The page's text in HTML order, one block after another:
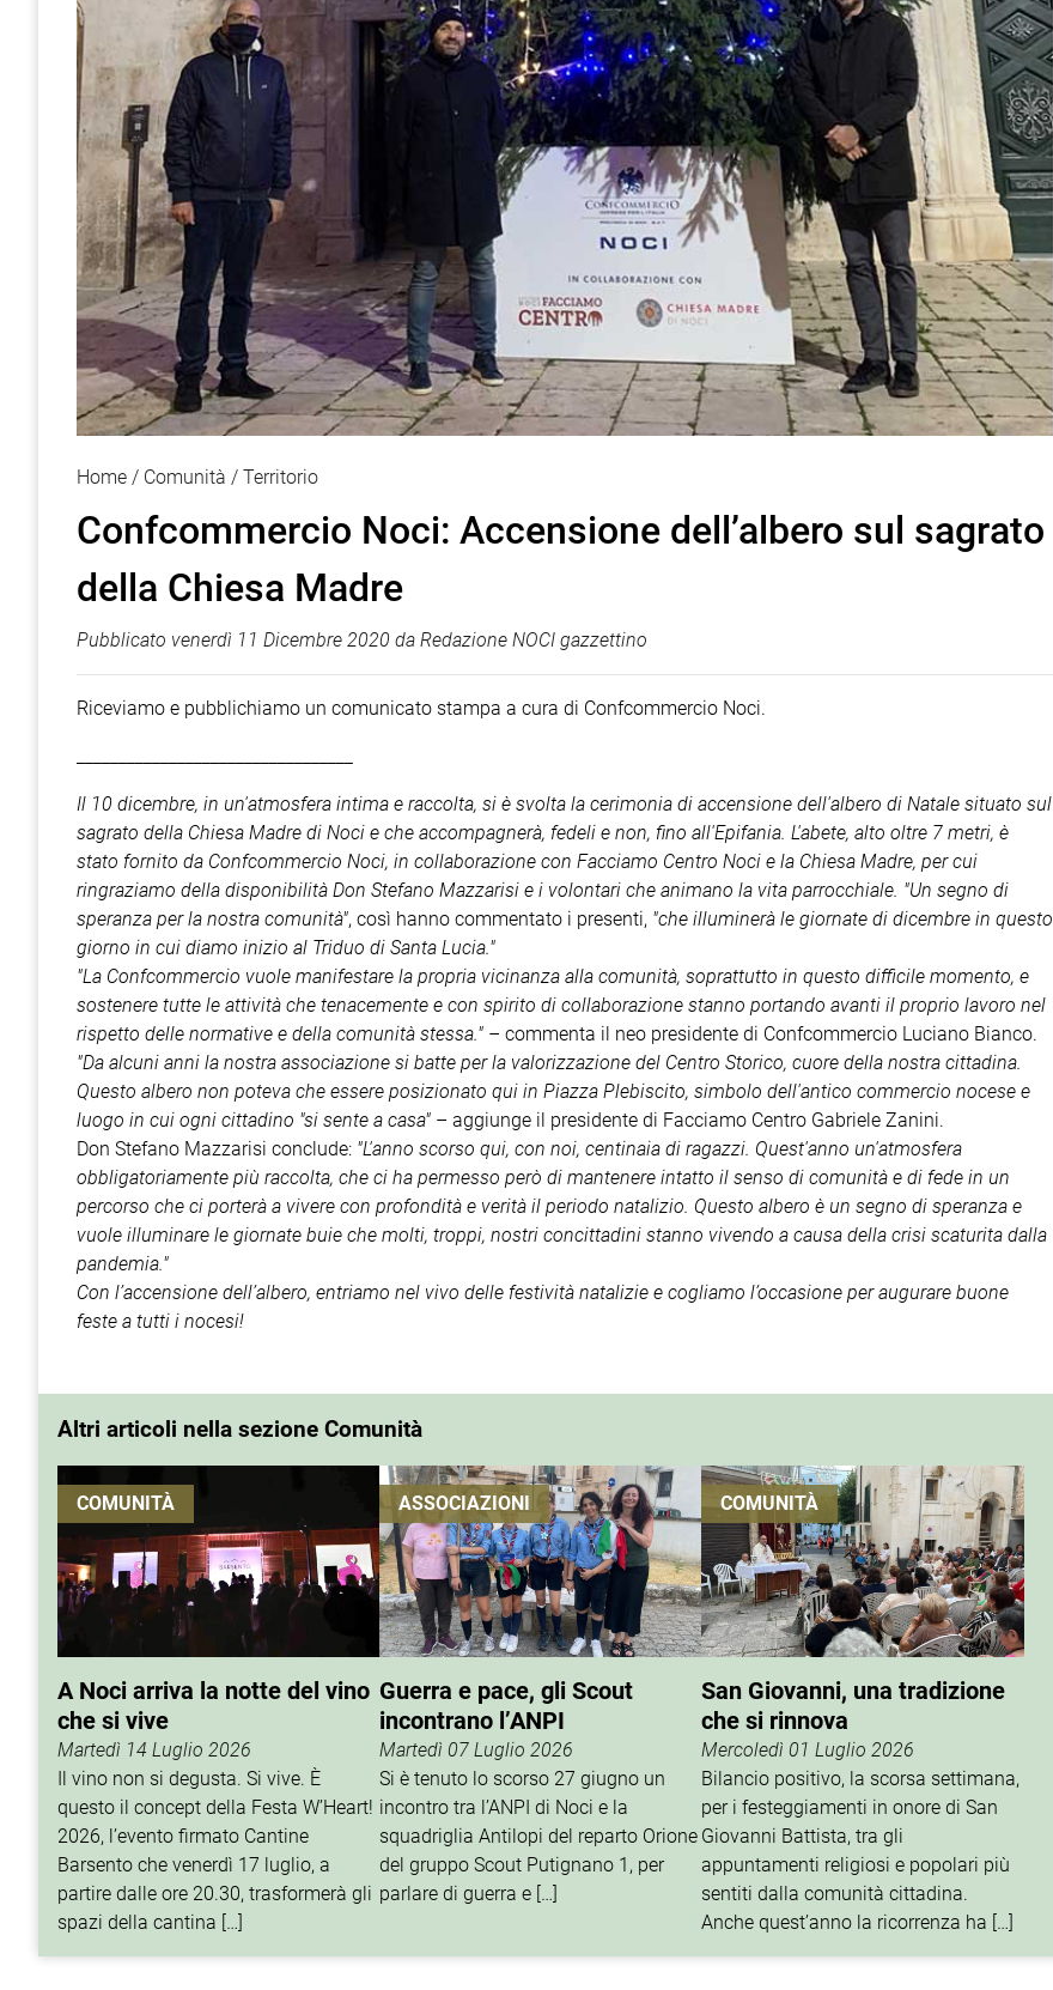
Home Comunità Territorio
Confcommercio Noci: Accensione dell’albero sul sagrato
della Chiesa Madre
Pubblicato venerdì 11 Dicembre 2020 da Redazione NOCI gazzettino
Riceviamo e pubblichiamo un comunicato stampa a cura di Confcommercio Noci.
Il 10 dicembre, in un'atmosfera intima e raccolta, si è svolta la cerimonia di accensione dell'albero di Natale situato sul
sagrato della Chiesa Madre di Noci e che accompagnerà, fedeli e non, fino all'Epifania. L'abete, alto oltre 7 metri, è
stato fornito da Confcommercio Noci, in collaborazione con Facciamo Centro Noci e la Chiesa Madre, per cui
ringraziamo della disponibilità Don Stefano Mazzarisi e i volontari che animano la vita parrocchiale. "Un segno di
speranza per la nostra comunità", così hanno commentato i presenti, "che illuminerà le giornate di dicembre in questo
giorno in cui diamo inizio al Triduo di Santa Lucia."
"La Confcommercio vuole manifestare la propria vicinanza alla comunità, soprattutto in questo difficile momento, e
sostenere tutte le attività che tenacemente e con spirito di collaborazione stanno portando avanti il proprio lavoro nel
rispetto delle normative e della comunità stessa." – commenta il neo presidente di Confcommercio Luciano Bianco.
"Da alcuni anni la nostra associazione si batte per la valorizzazione del Centro Storico, cuore della nostra cittadina.
Questo albero non poteva che essere posizionato qui in Piazza Plebiscito, simbolo dell'antico commercio nocese e
luogo in cui ogni cittadino "si sente a casa" – aggiunge il presidente di Facciamo Centro Gabriele Zanini.
Don Stefano Mazzarisi conclude: "L'anno scorso qui, con noi, centinaia di ragazzi. Quest'anno un'atmosfera
obbligatoriamente più raccolta, che ci ha permesso però di mantenere intatto il senso di comunità e di fede in un
percorso che ci porterà a vivere con profondità e verità il periodo natalizio. Questo albero è un segno di speranza e
vuole illuminare le giornate buie che molti, troppi, nostri concittadini stanno vivendo a causa della crisi scaturita dalla
pandemia."
Con l’accensione dell’albero, entriamo nel vivo delle festività natalizie e cogliamo l’occasione per augurare buone
feste a tutti i nocesi!
Altri articoli nella sezione Comunità
COMUNITÀ
A Noci arriva la notte del vino
che si vive
Martedì 14 Luglio 2026
Il vino non si degusta. Si vive. È
questo il concept della Festa W’Heart!
2026, l’evento firmato Cantine
Barsento che venerdì 17 luglio, a
partire dalle ore 20.30, trasformerà gli
spazi della cantina […]
ASSOCIAZIONI
Guerra e pace, gli Scout
incontrano l’ANPI
Martedì 07 Luglio 2026
Si è tenuto lo scorso 27 giugno un
incontro tra l’ANPI di Noci e la
squadriglia Antilopi del reparto Orione
del gruppo Scout Putignano 1, per
parlare di guerra e […]
COMUNITÀ
San Giovanni, una tradizione
che si rinnova
Mercoledì 01 Luglio 2026
Bilancio positivo, la scorsa settimana,
per i festeggiamenti in onore di San
Giovanni Battista, tra gli
appuntamenti religiosi e popolari più
sentiti dalla comunità cittadina.
Anche quest’anno la ricorrenza ha […]